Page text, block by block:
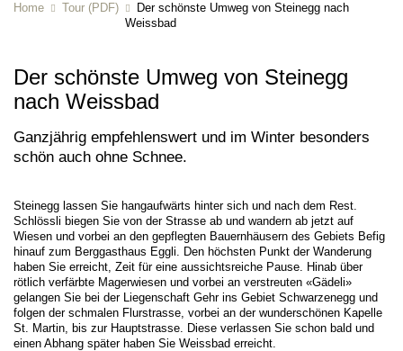
Home Tour (PDF)
Der schönste Umweg von Steinegg nach
Weissbad
Der schönste Umweg von Steinegg
nach Weissbad
Ganzjährig empfehlenswert und im Winter besonders
schön auch ohne Schnee.
Steinegg lassen Sie hangaufwärts hinter sich und nach dem Rest.
Schlössli biegen Sie von der Strasse ab und wandern ab jetzt auf
Wiesen und vorbei an den gepflegten Bauernhäusern des Gebiets Befig
hinauf zum Berggasthaus Eggli. Den höchsten Punkt der Wanderung
haben Sie erreicht, Zeit für eine aussichtsreiche Pause. Hinab über
rötlich verfärbte Magerwiesen und vorbei an verstreuten «Gädeli»
gelangen Sie bei der Liegenschaft Gehr ins Gebiet Schwarzenegg und
folgen der schmalen Flurstrasse, vorbei an der wunderschönen Kapelle
St. Martin, bis zur Hauptstrasse. Diese verlassen Sie schon bald und
einen Abhang später haben Sie Weissbad erreicht.